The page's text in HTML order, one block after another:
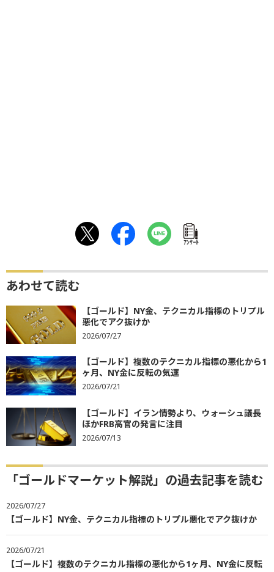
ｱﾝｹｰﾄ
あわせて読む
【ゴールド】NY金、テクニカル指標のトリプル
悪化でアク抜けか
2026/07/27
【ゴールド】複数のテクニカル指標の悪化から1
ヶ月、NY金に反転の気運
2026/07/21
【ゴールド】イラン情勢より、ウォーシュ議長
ほかFRB高官の発言に注目
2026/07/13
「ゴールドマーケット解説」の過去記事を読む
2026/07/27
【ゴールド】NY金、テクニカル指標のトリプル悪化でアク抜けか
2026/07/21
【ゴールド】複数のテクニカル指標の悪化から1ヶ月、NY金に反転